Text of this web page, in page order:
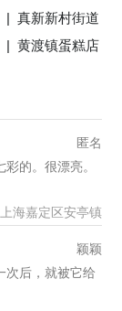
|真新新村街道
|黄渡镇蛋糕店
匿名
的。很漂亮。
上海嘉定区安亭镇
颖颖
次后，就被它给